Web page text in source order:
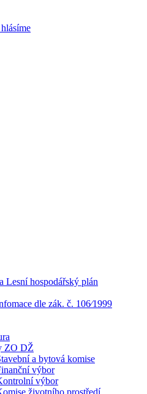
Lesní hospodářský plán
dle zák. č. 106⁄1999
ZO DŽ
a bytová komise
výbor
výbor
životního prostředí